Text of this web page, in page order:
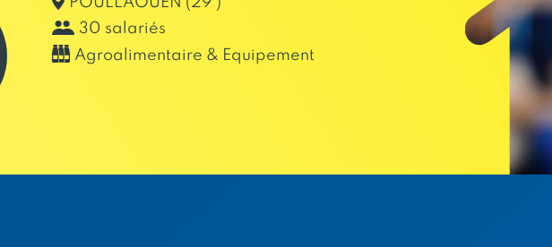
30 salariés
Agroalimentaire & Equipement